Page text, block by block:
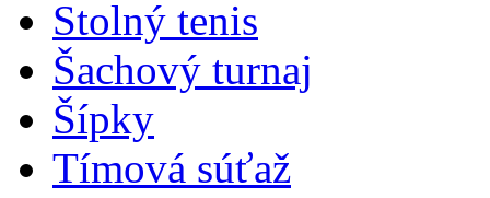
Stolný tenis
Šachový turnaj
Šípky
Tímová súťaž